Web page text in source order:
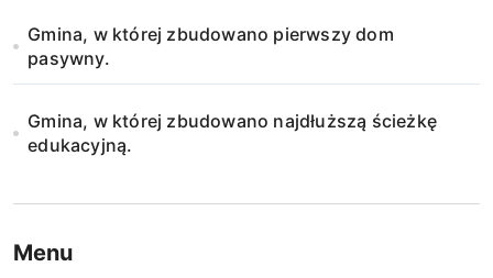
Gmina, w której zbudowano pierwszy dom
pasywny.
Gmina, w której zbudowano najdłuższą ścieżkę
edukacyjną.
Menu